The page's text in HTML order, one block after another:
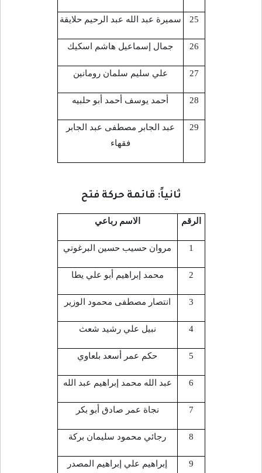
25 سميرة عبد الله عبد الرحيم حلايقة
26 جمال إسماعيل هاشم اسكيك
27 علي سليم سلمان رومانين
28 أحمد يوسف أحمد أبو حلبيه
29
عبد الجابر مصطفى عبد الجابر
فقهاء
ثانياً: قائمة حركة فتح
الرقم الاسم رباعي
1 مروان حسيب حسين البرغوتي
2 محمد إبراهيم أبو علي يطا
3 انتصار مصطفى محمود الوزير
4 نبيل علي رشيد شعث
5 حكم عمر أسعد بلعاوي
6 عبد الله محمد إبراهيم عبد الله
7 نجاة عمر صادق أبو بكر
8 رجائي محمود سليمان بركة
9 إبراهيم علي إبراهيم المصدر